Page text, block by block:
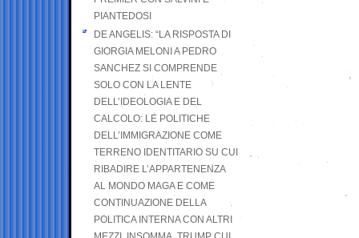
PIANTEDOSI
DE ANGELIS: “LA RISPOSTA DI
GIORGIA MELONI A PEDRO
SANCHEZ SI COMPRENDE
SOLO CON LA LENTE
DELL’IDEOLOGIA E DEL
CALCOLO: LE POLITICHE
DELL’IMMIGRAZIONE COME
TERRENO IDENTITARIO SU CUI
RIBADIRE L’APPARTENENZA
AL MONDO MAGA E COME
CONTINUAZIONE DELLA
POLITICA INTERNA CON ALTRI